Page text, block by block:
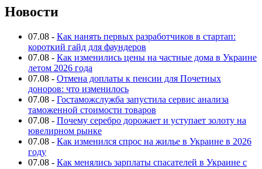
Новости
07.08 - Как нанять первых разработчиков в стартап:
короткий гайд для фаундеров
07.08 - Как изменились цены на частные дома в Украине
летом 2026 года
07.08 - Отмена доплаты к пенсии для Почетных
доноров: что изменилось
07.08 - Гостаможслужба запустила сервис анализа
таможенной стоимости товаров
07.08 - Почему серебро дорожает и уступает золоту на
ювелирном рынке
07.08 - Как изменился спрос на жилье в Украине в 2026
году
07.08 - Как менялись зарплаты спасателей в Украине с